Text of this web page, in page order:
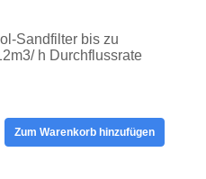
Sandfilter bis zu
h Durchflussrate
Zum Warenkorb hinzufügen